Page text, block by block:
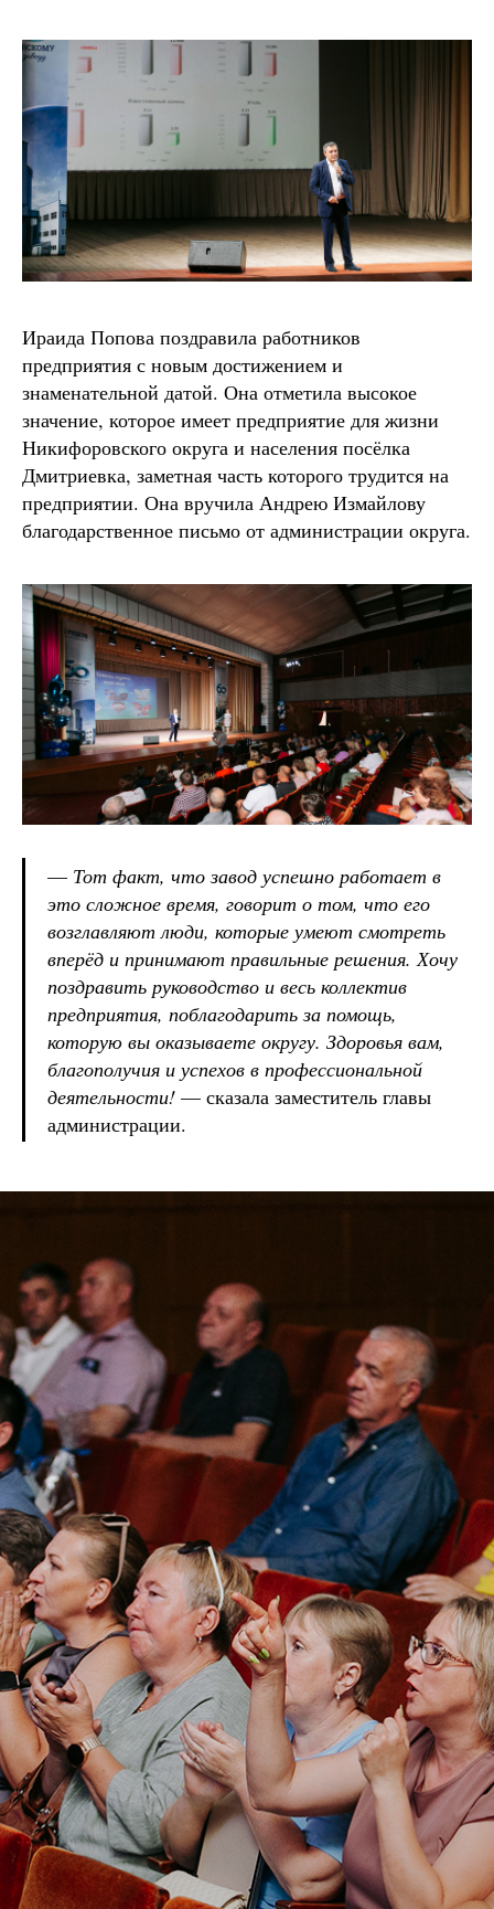
Ираида Попова поздравила работников
предприятия с новым достижением и
знаменательной датой. Она отметила высокое
значение, которое имеет предприятие для жизни
Никифоровского округа и населения посёлка
Дмитриевка, заметная часть которого трудится на
предприятии. Она вручила Андрею Измайлову
благодарственное письмо от администрации округа.
— Тот факт, что завод успешно работает в
это сложное время, говорит о том, что его
возглавляют люди, которые умеют смотреть
вперёд и принимают правильные решения. Хочу
поздравить руководство и весь коллектив
предприятия, поблагодарить за помощь,
которую вы оказываете округу. Здоровья вам,
благополучия и успехов в профессиональной
деятельности! — сказала заместитель главы
администрации.